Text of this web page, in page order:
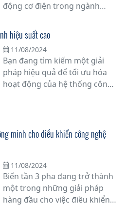
động cơ điện trong ngành
dòng biến tần Bonfiglioli
AGL402 - sự kết hợp hoàn hảo
giữa công nghệ tiên tiến và độ
tin cậy vững chắc của thương
hiệu Bonfiglioli.
hiệu suất cao
11/08/2024
Bạn đang tìm kiếm một giải
pháp hiệu quả để tối ưu hóa
hoạt động của hệ thống công
cao từ Bonfiglioli, phân phối
bởi Tân Đạt Thắng. Đây là một
giúp điều khiển tốc độ và mô-
men của động cơ điện một
cách chính xác và linh hoạt.
minh cho điều khiển công nghệ
11/08/2024
Biến tần 3 pha đang trở thành
một trong những giải pháp
hàng đầu cho việc điều khiển